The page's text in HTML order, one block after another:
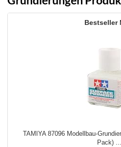
TAMIYA 87096 Modellbau-
Pack) ...